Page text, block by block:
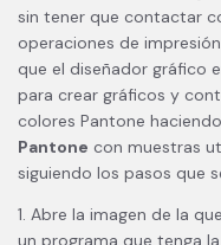
sin tener que contactar
operaciones de
que el diseñador gráfico
para crear gráficos y
colores Pantone
Pantone con muestras
siguiendo los pasos que
1. Abre la imagen de la
un programa que tenga